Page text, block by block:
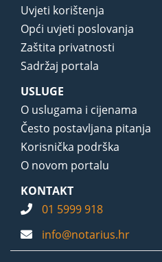
Uvjeti korištenja
Opći uvjeti poslovanja
Zaštita privatnosti
Sadržaj portala
USLUGE
O uslugama i cijenama
Često postavljana pitanja
Korisnička podrška
O novom portalu
KONTAKT
01 5999 918
info@notarius.hr